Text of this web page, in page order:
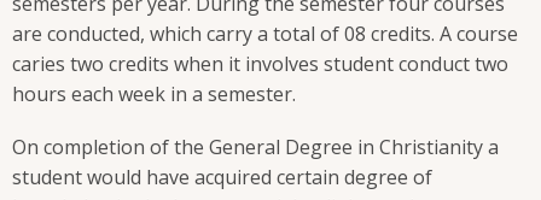
are conducted, which carry a total of 08 credits. A course
caries two credits when it involves student conduct two
hours each week in a semester.
On completion of the General Degree in Christianity a
student would have acquired certain degree of